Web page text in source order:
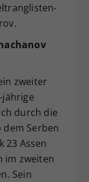
zweiter
jährige
durch die
Serben
23 Assen
im zweiten
Sein